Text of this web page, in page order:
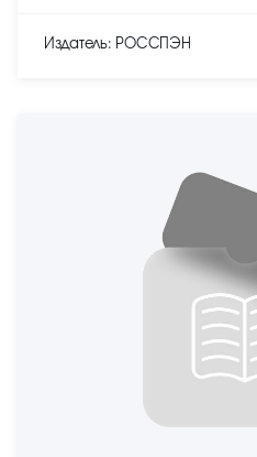
Издатель: РОССПЭН